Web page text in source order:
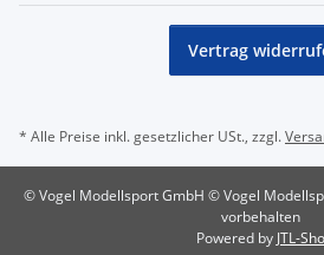
Vertrag
* Alle Preise inkl. gesetzlicher USt., zzgl.
© Vogel Modellsport GmbH © Vogel
vorbehalten
Powered by JTL-